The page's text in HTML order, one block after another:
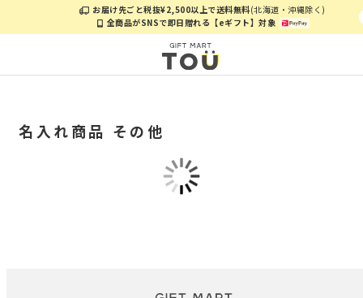
お届け先ごと税抜¥2,500以上で送料無料(北海道・沖縄除く)
全商品がSNSで即日贈れる【eギフト】対象
名入れ商品 その他